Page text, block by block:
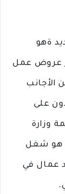
ةهو
عروض عمل
الأجانب
على
وزارة
هو شغل
عمال في